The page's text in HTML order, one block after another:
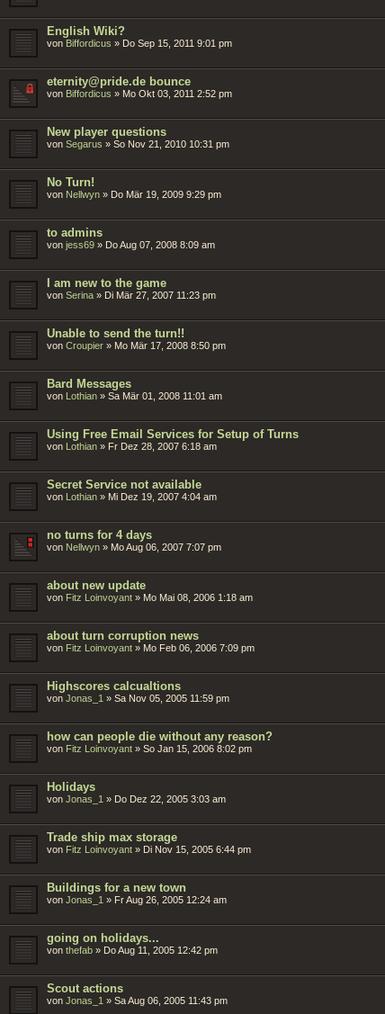
English Wiki?
von Biffordicus » Do Sep 15, 2011 9:01 pm
eternity@pride.de bounce
von Biffordicus » Mo Okt 03, 2011 2:52 pm
New player questions
von Segarus » So Nov 21, 2010 10:31 pm
No Turn!
von Nellwyn » Do Mär 19, 2009 9:29 pm
to admins
von jess69 » Do Aug 07, 2008 8:09 am
I am new to the game
von Serina » Di Mär 27, 2007 11:23 pm
Unable to send the turn!!
von Croupier » Mo Mär 17, 2008 8:50 pm
Bard Messages
von Lothian » Sa Mär 01, 2008 11:01 am
Using Free Email Services for Setup of Turns
von Lothian » Fr Dez 28, 2007 6:18 am
Secret Service not available
von Lothian » Mi Dez 19, 2007 4:04 am
no turns for 4 days
von Nellwyn » Mo Aug 06, 2007 7:07 pm
about new update
von Fitz Loinvoyant » Mo Mai 08, 2006 1:18 am
about turn corruption news
von Fitz Loinvoyant » Mo Feb 06, 2006 7:09 pm
Highscores calcualtions
von Jonas_1 » Sa Nov 05, 2005 11:59 pm
how can people die without any reason?
von Fitz Loinvoyant » So Jan 15, 2006 8:02 pm
Holidays
von Jonas_1 » Do Dez 22, 2005 3:03 am
Trade ship max storage
von Fitz Loinvoyant » Di Nov 15, 2005 6:44 pm
Buildings for a new town
von Jonas_1 » Fr Aug 26, 2005 12:24 am
going on holidays...
von thefab » Do Aug 11, 2005 12:42 pm
Scout actions
von Jonas_1 » Sa Aug 06, 2005 11:43 pm